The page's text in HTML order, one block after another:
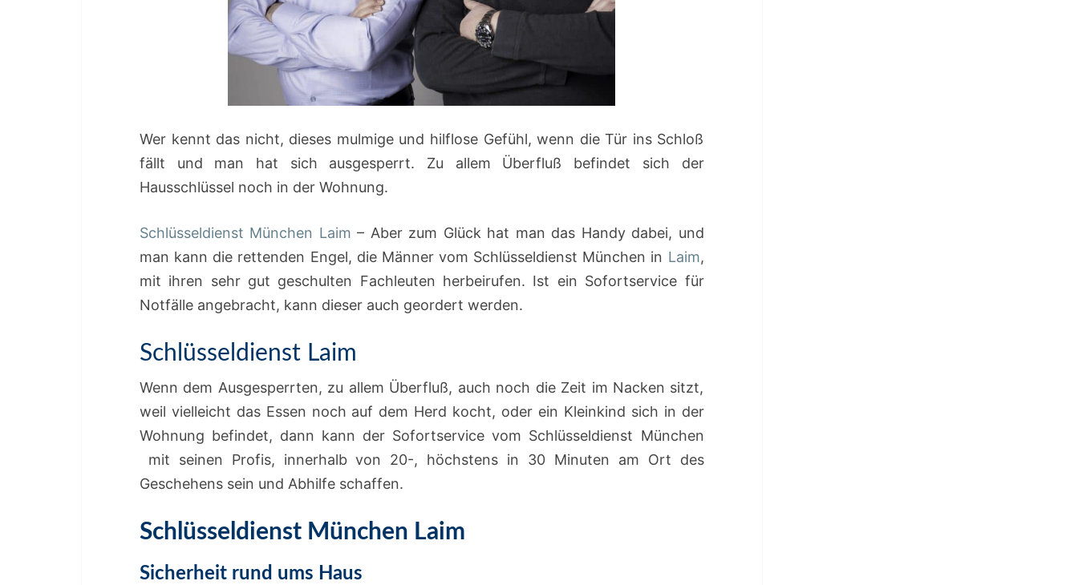
Wer kennt das nicht, dieses mulmige und hilflose Gefühl, wenn die Tür ins Schloß
fällt und man hat sich ausgesperrt. Zu allem Überfluß befindet sich der
Hausschlüssel noch in der Wohnung.
Schlüsseldienst München Laim – Aber zum Glück hat man das Handy dabei, und
man kann die rettenden Engel, die Männer vom Schlüsseldienst München in Laim,
mit ihren sehr gut geschulten Fachleuten herbeirufen. Ist ein Sofortservice für
Notfälle angebracht, kann dieser auch geordert werden.
Schlüsseldienst Laim
Wenn dem Ausgesperrten, zu allem Überfluß, auch noch die Zeit im Nacken sitzt,
weil vielleicht das Essen noch auf dem Herd kocht, oder ein Kleinkind sich in der
Wohnung befindet, dann kann der Sofortservice vom Schlüsseldienst München
mit seinen Profis, innerhalb von 20-, höchstens in 30 Minuten am Ort des
Geschehens sein und Abhilfe schaffen.
Schlüsseldienst München Laim
Sicherheit rund ums Haus